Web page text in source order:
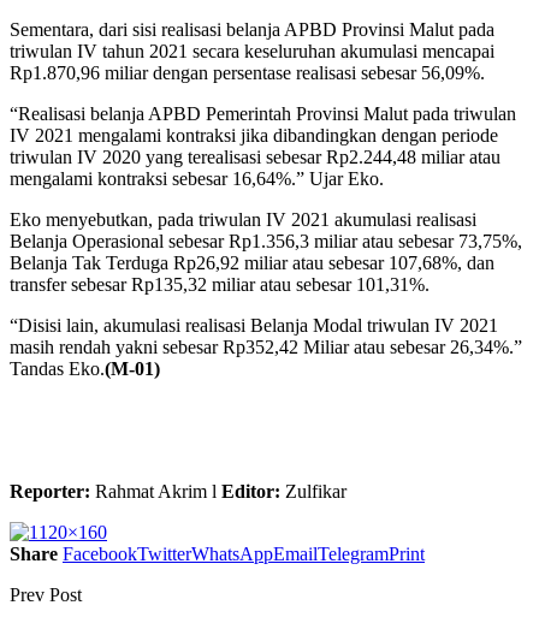
Sementara, dari sisi realisasi belanja APBD Provinsi Malut pada
triwulan IV tahun 2021 secara keseluruhan akumulasi mencapai
Rp1.870,96 miliar dengan persentase realisasi sebesar 56,09%.
“Realisasi belanja APBD Pemerintah Provinsi Malut pada triwulan
IV 2021 mengalami kontraksi jika dibandingkan dengan periode
triwulan IV 2020 yang terealisasi sebesar Rp2.244,48 miliar atau
mengalami kontraksi sebesar 16,64%.” Ujar Eko.
Eko menyebutkan, pada triwulan IV 2021 akumulasi realisasi
Belanja Operasional sebesar Rp1.356,3 miliar atau sebesar 73,75%,
Belanja Tak Terduga Rp26,92 miliar atau sebesar 107,68%, dan
transfer sebesar Rp135,32 miliar atau sebesar 101,31%.
“Disisi lain, akumulasi realisasi Belanja Modal triwulan IV 2021
masih rendah yakni sebesar Rp352,42 Miliar atau sebesar 26,34%.”
Tandas Eko.(M-01)
Reporter: Rahmat Akrim l Editor: Zulfikar
Share FacebookTwitterWhatsAppEmailTelegramPrint
Prev Post